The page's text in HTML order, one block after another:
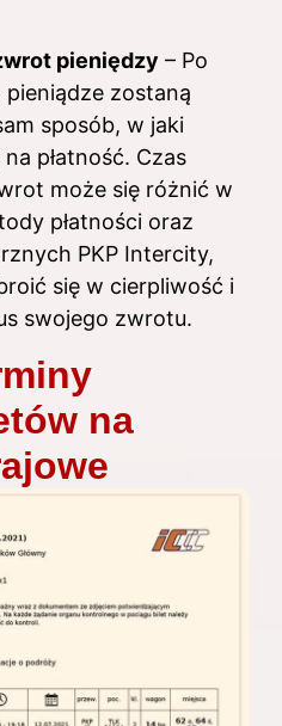
pieniędzy – Po
pieniądze zostaną
sposób, w jaki
płatność. Czas
może się różnić w
płatności oraz
PKP Intercity,
się w cierpliwość i
swojego zwrotu.
na